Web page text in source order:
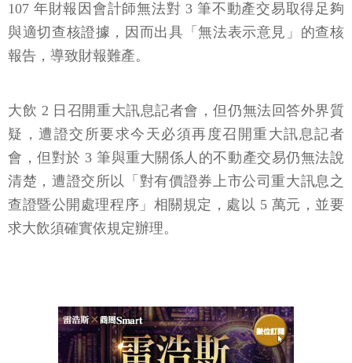
107 年財報因會計師無法對 3 筆不動產交易取得足夠
與適切查核證據，因而出具「無法表示意見」的查核
報告，導致財報難產。
大飲 2 日召開重大訊息記者會，但仍無法回答外界質
疑，遭證交所要求今天必須再度召開重大訊息記者
會，但對於 3 筆與重大關係人的不動產交易仍無法說
清楚，遭證交所以「對有價證券上市公司重大訊息之
查證暨公開處理程序」相關規定，處以 5 萬元，並要
求大飲須確實依規定辦理。